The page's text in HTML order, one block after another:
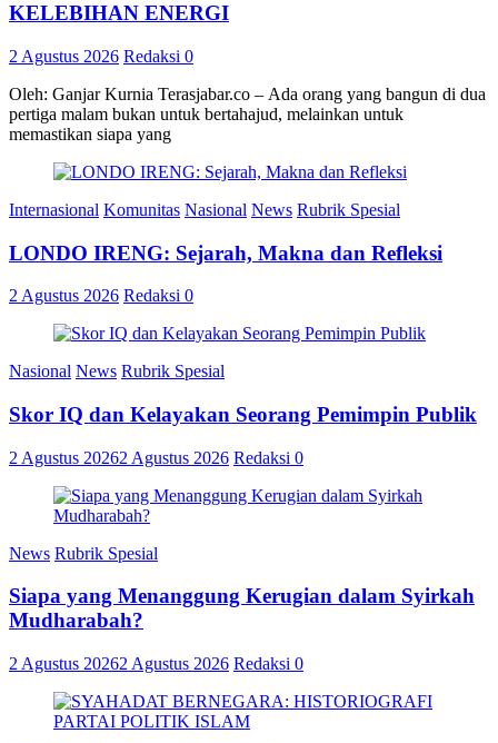
KELEBIHAN ENERGI
2 Agustus 2026 Redaksi 0
Oleh: Ganjar Kurnia Terasjabar.co – Ada orang yang bangun di dua
pertiga malam bukan untuk bertahajud, melainkan untuk
memastikan siapa yang
Internasional Komunitas Nasional News Rubrik Spesial
LONDO IRENG: Sejarah, Makna dan Refleksi
2 Agustus 2026 Redaksi 0
Nasional News Rubrik Spesial
Skor IQ dan Kelayakan Seorang Pemimpin Publik
2 Agustus 20262 Agustus 2026 Redaksi 0
News Rubrik Spesial
Siapa yang Menanggung Kerugian dalam Syirkah
Mudharabah?
2 Agustus 20262 Agustus 2026 Redaksi 0